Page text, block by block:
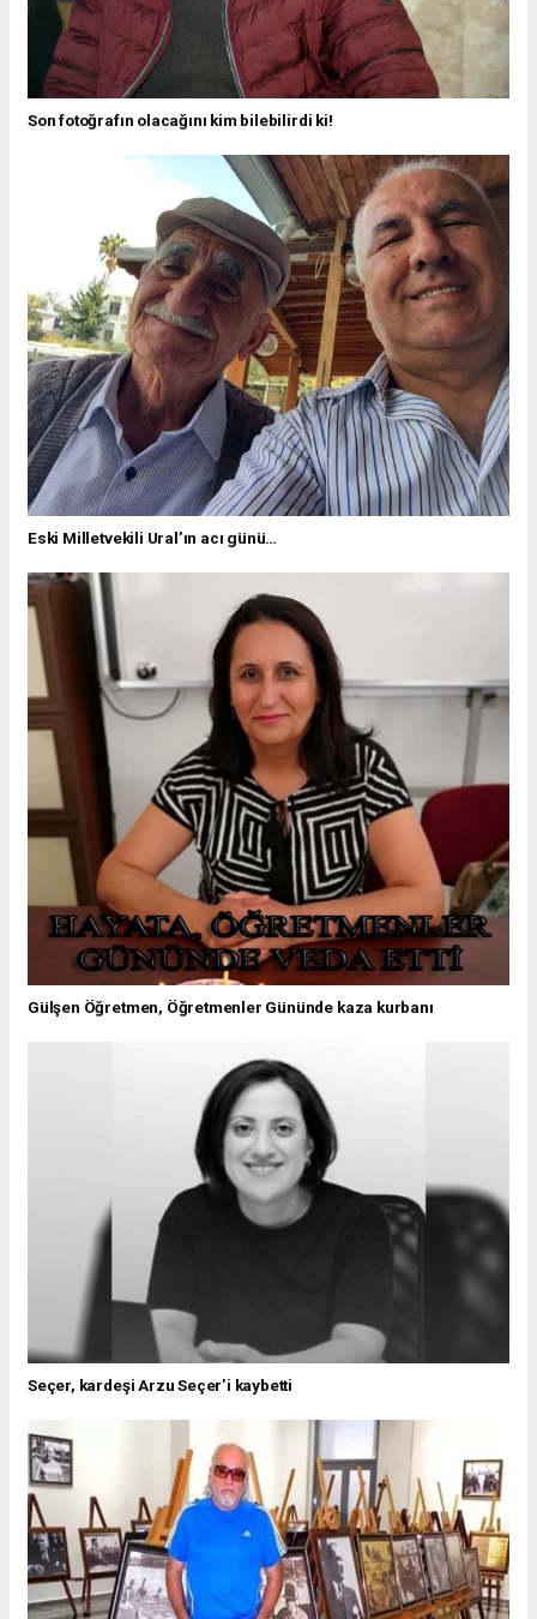
Son fotoğrafın olacağını kim bilebilirdi ki!
Eski Milletvekili Ural’ın acı günü…
Gülşen Öğretmen, Öğretmenler Gününde kaza kurbanı
Seçer, kardeşi Arzu Seçer’i kaybetti